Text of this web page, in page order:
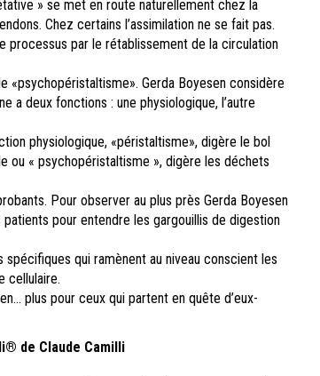
» se met en route naturellement chez la
Chez certains l’assimilation ne se fait pas.
processus par le rétablissement de la circulation
«psychopéristaltisme». Gerda Boyesen considère
a deux fonctions : une physiologique, l’autre
physiologique, «péristaltisme», digère le bol
ou « psychopéristaltisme », digère les déchets
Pour observer au plus près Gerda Boyesen
pour entendre les gargouillis de digestion
qui ramènent au niveau conscient les
cellulaire.
plus pour ceux qui partent en quête d’eux-
de Claude Camilli